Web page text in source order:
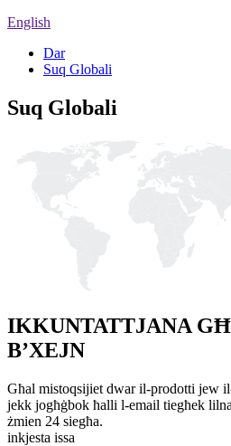
English
Dar
Suq Globali
Suq Globali
IKKUNTATTJANA
B’XEJN
Għal mistoqsijiet dwar il-prodotti jew
jekk jogħġbok ħalli l-email tiegħek
żmien 24 siegħa.
inkjesta issa